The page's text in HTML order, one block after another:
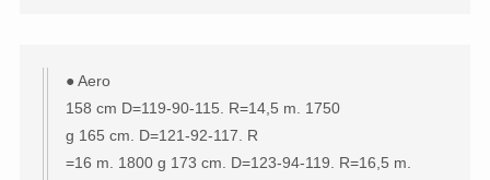
● Aero
158 cm D=119-90-115. R=14,5 m. 1750
g 165 cm. D=121-92-117. R
=16 m. 1800 g 173 cm. D=123-94-119. R=16,5 m.